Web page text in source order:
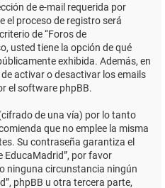
de e-mail requerida por
el proceso de registro será
de “Foros de
usted tiene la opción de qué
exhibida. Además, en
activar o desactivar los emails
el software phpBB.
de una vía) por lo tanto
que no emplee la misma
Su contraseña garantiza el
EducaMadrid”, por favor
ninguna circunstancia ningún
phpBB u otra tercera parte,